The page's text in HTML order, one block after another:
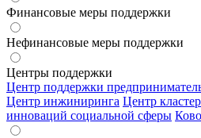
Финансовые меры поддержки
Нефинансовые меры поддержки
Центры поддержки
Центр поддержки
Центр инжиниринга Центр
инноваций социальной сферы